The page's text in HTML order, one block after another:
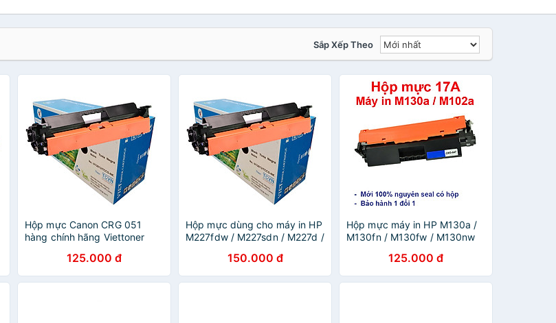
Sắp Xếp Theo
Hộp mực Canon CRG 051
hàng chính hãng Viettoner
161dn, LBP 162dw, MF266dn,
MF261d, MF264dw,
MF269dw - Cartridge CRG
125.000 đ
Hộp mực dùng cho máy in HP
M227fdw / M227sdn / M227d /
hãng Viettoner - Cartridge
CF230A mới 100% [Full Box]
150.000 đ
Hộp mực máy in HP M130a /
M130fn / M130fw / M130nw
CF217A - 17A mới 100% [Full
Box]
125.000 đ